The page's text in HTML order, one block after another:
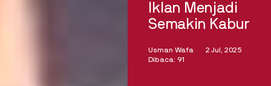
Iklan Menjadi
Semakin Kabur
Usman Wafa
2 Jul, 2025
Dibaca: 91